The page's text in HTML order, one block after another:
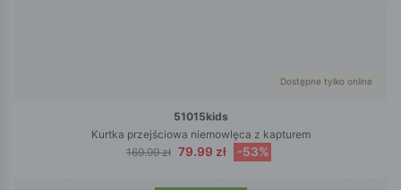
Dostępne tylko online
51015kids
Kurtka przejściowa niemowlęca z kapturem
169.99 zł 79.99 zł -53%